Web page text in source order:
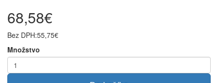
68,58€
Bez DPH:55,75€
Množstvo